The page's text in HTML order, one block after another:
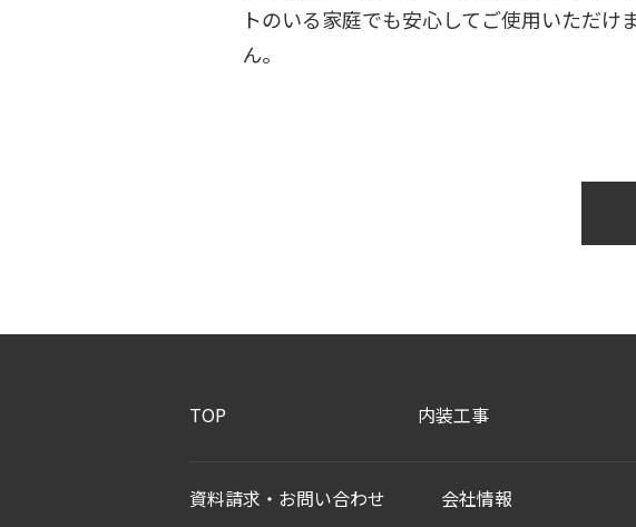
トのいる家庭でも安心してご使用いただ
ん。
TOP 内装工事
資料請求・お問い合わせ 会社情報